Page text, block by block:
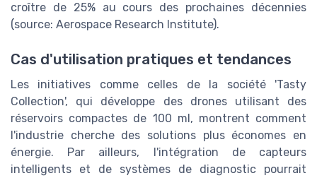
croître de 25% au cours des prochaines décennies
(source: Aerospace Research Institute).
Cas d'utilisation pratiques et tendances
Les initiatives comme celles de la société 'Tasty
Collection', qui développe des drones utilisant des
réservoirs compactes de 100 ml, montrent comment
l'industrie cherche des solutions plus économes en
énergie. Par ailleurs, l'intégration de capteurs
intelligents et de systèmes de diagnostic pourrait